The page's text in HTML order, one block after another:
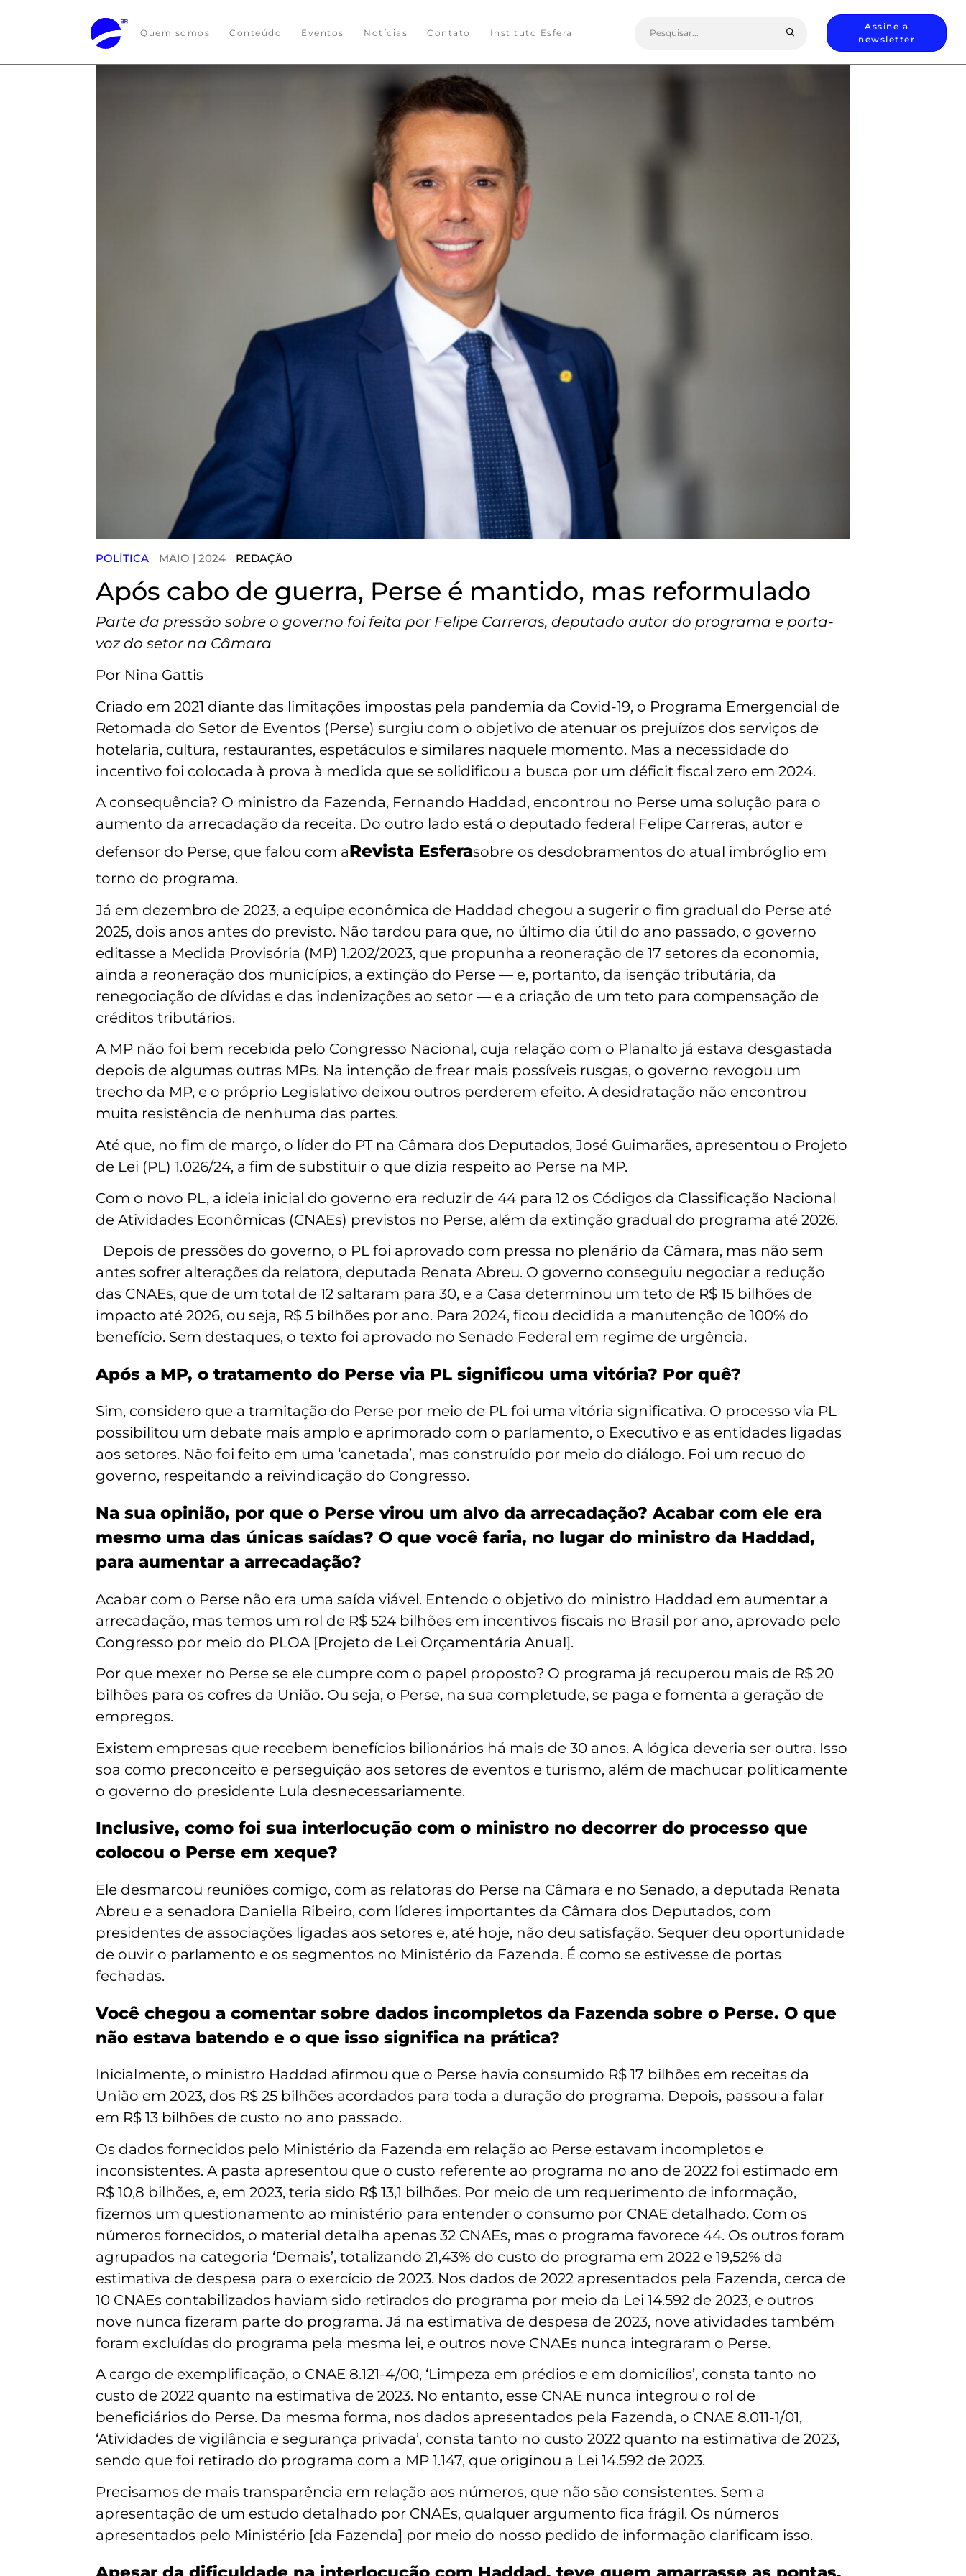
Quem somos Conteúdo Eventos Notícias Contato Instituto Esfera
for:
Assine a
newsletter
POLÍTICA MAIO | 2024 REDAÇÃO
Após cabo de guerra, Perse é mantido, mas reformulado
Parte da pressão sobre o governo foi feita por Felipe Carreras, deputado autor do programa e porta-
voz do setor na Câmara
Por Nina Gattis
Criado em 2021 diante das limitações impostas pela pandemia da Covid-19, o Programa Emergencial de
Retomada do Setor de Eventos (Perse) surgiu com o objetivo de atenuar os prejuízos dos serviços de
hotelaria, cultura, restaurantes, espetáculos e similares naquele momento. Mas a necessidade do
incentivo foi colocada à prova à medida que se solidificou a busca por um déficit fiscal zero em 2024.
A consequência? O ministro da Fazenda, Fernando Haddad, encontrou no Perse uma solução para o
aumento da arrecadação da receita. Do outro lado está o deputado federal Felipe Carreras, autor e
defensor do Perse, que falou com aRevista Esferasobre os desdobramentos do atual imbróglio em
torno do programa.
Já em dezembro de 2023, a equipe econômica de Haddad chegou a sugerir o fim gradual do Perse até
2025, dois anos antes do previsto. Não tardou para que, no último dia útil do ano passado, o governo
editasse a Medida Provisória (MP) 1.202/2023, que propunha a reoneração de 17 setores da economia,
ainda a reoneração dos municípios, a extinção do Perse — e, portanto, da isenção tributária, da
renegociação de dívidas e das indenizações ao setor — e a criação de um teto para compensação de
créditos tributários.
A MP não foi bem recebida pelo Congresso Nacional, cuja relação com o Planalto já estava desgastada
depois de algumas outras MPs. Na intenção de frear mais possíveis rusgas, o governo revogou um
trecho da MP, e o próprio Legislativo deixou outros perderem efeito. A desidratação não encontrou
muita resistência de nenhuma das partes.
Até que, no fim de março, o líder do PT na Câmara dos Deputados, José Guimarães, apresentou o Projeto
de Lei (PL) 1.026/24, a fim de substituir o que dizia respeito ao Perse na MP.
Com o novo PL, a ideia inicial do governo era reduzir de 44 para 12 os Códigos da Classificação Nacional
de Atividades Econômicas (CNAEs) previstos no Perse, além da extinção gradual do programa até 2026.
Depois de pressões do governo, o PL foi aprovado com pressa no plenário da Câmara, mas não sem
antes sofrer alterações da relatora, deputada Renata Abreu. O governo conseguiu negociar a redução
das CNAEs, que de um total de 12 saltaram para 30, e a Casa determinou um teto de R$ 15 bilhões de
impacto até 2026, ou seja, R$ 5 bilhões por ano. Para 2024, ficou decidida a manutenção de 100% do
benefício. Sem destaques, o texto foi aprovado no Senado Federal em regime de urgência.
Após a MP, o tratamento do Perse via PL significou uma vitória? Por quê?
Sim, considero que a tramitação do Perse por meio de PL foi uma vitória significativa. O processo via PL
possibilitou um debate mais amplo e aprimorado com o parlamento, o Executivo e as entidades ligadas
aos setores. Não foi feito em uma ‘canetada’, mas construído por meio do diálogo. Foi um recuo do
governo, respeitando a reivindicação do Congresso.
Na sua opinião, por que o Perse virou um alvo da arrecadação? Acabar com ele era
mesmo uma das únicas saídas? O que você faria, no lugar do ministro da Haddad,
para aumentar a arrecadação?
Acabar com o Perse não era uma saída viável. Entendo o objetivo do ministro Haddad em aumentar a
arrecadação, mas temos um rol de R$ 524 bilhões em incentivos fiscais no Brasil por ano, aprovado pelo
Congresso por meio do PLOA [Projeto de Lei Orçamentária Anual].
Por que mexer no Perse se ele cumpre com o papel proposto? O programa já recuperou mais de R$ 20
bilhões para os cofres da União. Ou seja, o Perse, na sua completude, se paga e fomenta a geração de
empregos.
Existem empresas que recebem benefícios bilionários há mais de 30 anos. A lógica deveria ser outra. Isso
soa como preconceito e perseguição aos setores de eventos e turismo, além de machucar politicamente
o governo do presidente Lula desnecessariamente.
Inclusive, como foi sua interlocução com o ministro no decorrer do processo que
colocou o Perse em xeque?
Ele desmarcou reuniões comigo, com as relatoras do Perse na Câmara e no Senado, a deputada Renata
Abreu e a senadora Daniella Ribeiro, com líderes importantes da Câmara dos Deputados, com
presidentes de associações ligadas aos setores e, até hoje, não deu satisfação. Sequer deu oportunidade
de ouvir o parlamento e os segmentos no Ministério da Fazenda. É como se estivesse de portas
fechadas.
Você chegou a comentar sobre dados incompletos da Fazenda sobre o Perse. O que
não estava batendo e o que isso significa na prática?
Inicialmente, o ministro Haddad afirmou que o Perse havia consumido R$ 17 bilhões em receitas da
União em 2023, dos R$ 25 bilhões acordados para toda a duração do programa. Depois, passou a falar
em R$ 13 bilhões de custo no ano passado.
Os dados fornecidos pelo Ministério da Fazenda em relação ao Perse estavam incompletos e
inconsistentes. A pasta apresentou que o custo referente ao programa no ano de 2022 foi estimado em
R$ 10,8 bilhões, e, em 2023, teria sido R$ 13,1 bilhões. Por meio de um requerimento de informação,
fizemos um questionamento ao ministério para entender o consumo por CNAE detalhado. Com os
números fornecidos, o material detalha apenas 32 CNAEs, mas o programa favorece 44. Os outros foram
agrupados na categoria ‘Demais’, totalizando 21,43% do custo do programa em 2022 e 19,52% da
estimativa de despesa para o exercício de 2023. Nos dados de 2022 apresentados pela Fazenda, cerca de
10 CNAEs contabilizados haviam sido retirados do programa por meio da Lei 14.592 de 2023, e outros
nove nunca fizeram parte do programa. Já na estimativa de despesa de 2023, nove atividades também
foram excluídas do programa pela mesma lei, e outros nove CNAEs nunca integraram o Perse.
A cargo de exemplificação, o CNAE 8.121-4/00, ‘Limpeza em prédios e em domicílios’, consta tanto no
custo de 2022 quanto na estimativa de 2023. No entanto, esse CNAE nunca integrou o rol de
beneficiários do Perse. Da mesma forma, nos dados apresentados pela Fazenda, o CNAE 8.011-1/01,
‘Atividades de vigilância e segurança privada’, consta tanto no custo 2022 quanto na estimativa de 2023,
sendo que foi retirado do programa com a MP 1.147, que originou a Lei 14.592 de 2023.
Precisamos de mais transparência em relação aos números, que não são consistentes. Sem a
apresentação de um estudo detalhado por CNAEs, qualquer argumento fica frágil. Os números
apresentados pelo Ministério [da Fazenda] por meio do nosso pedido de informação clarificam isso.